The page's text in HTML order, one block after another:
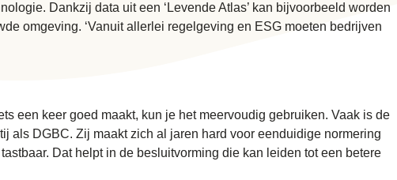
Dankzij data uit een ‘Levende Atlas’ kan bijvoorbeeld worden
omgeving. ‘Vanuit allerlei regelgeving en ESG moeten bedrijven
een keer goed maakt, kun je het meervoudig gebruiken. Vaak is de
als DGBC. Zij maakt zich al jaren hard voor eenduidige normering
Dat helpt in de besluitvorming die kan leiden tot een betere